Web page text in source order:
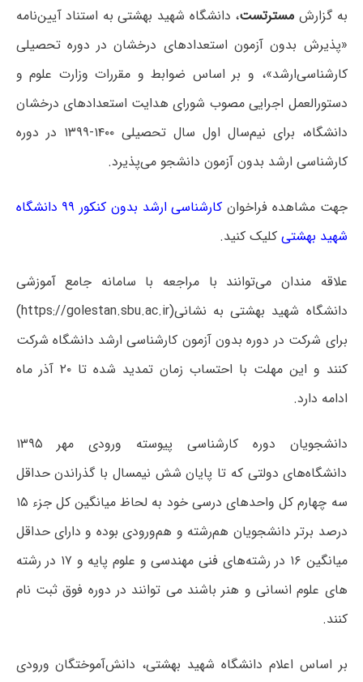
به گزارش مسترتست، دانشگاه شهید بهشتی به استناد آیین‌نامه‌
«پذیرش بدون آزمون استعدادهای درخشان در دوره تحصیلی
کارشناسی‌ارشد»، و بر اساس ضوابط و مقررات وزارت علوم و
دستورالعمل اجرایی مصوب شورای هدایت استعدادهای درخشان
دانشگاه، برای نیم‌سال اول سال تحصیلی ۱۴۰۰-۱۳۹۹ در دوره
کارشناسی ارشد بدون آزمون دانشجو می‌پذیرد.
جهت مشاهده فراخوان
کارشناسی ارشد بدون کنکور ۹۹ دانشگاه
شهید بهشتی کلیک کنید.
علاقه مندان می‌توانند با مراجعه با سامانه جامع آموزشی
دانشگاه شهید بهشتی به نشانی(https://golestan.sbu.ac.ir)
برای شرکت در دوره بدون آزمون کارشناسی ارشد دانشگاه شرکت
کنند و این مهلت با احتساب زمان تمدید شده تا ۲۰ آذر ماه
ادامه دارد.
دانشجویان دوره کارشناسی پیوسته ورودی مهر ۱۳۹۵
دانشگاه‌های دولتی که تا پایان شش نیم­سال با گذراندن حداقل
سه چهارم کل واحدهای درسی خود به لحاظ میانگین کل جزء ۱۵
درصد برتر دانشجویان هم­‌رشته و هم­‌ورودی بوده و دارای حداقل
میانگین ۱۶ در رشته­‌های فنی مهندسی و علوم پایه و ۱۷ در رشته­‌
های علوم انسانی و هنر ­باشند می توانند در دوره‌ فوق ثبت نام
کنند.
بر اساس اعلام دانشگاه شهید بهشتی، دانش‌آموختگان ورودی